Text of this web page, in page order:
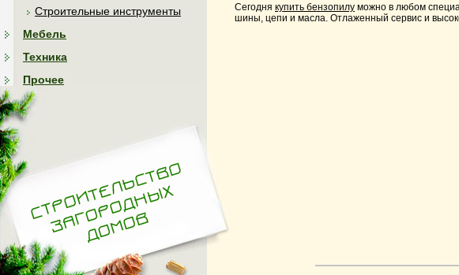
Строительные инструменты
Мебель
Техника
Прочее
Сегодня купить бензопилу можно в любом
шины, цепи и масла. Отлаженный сервис и